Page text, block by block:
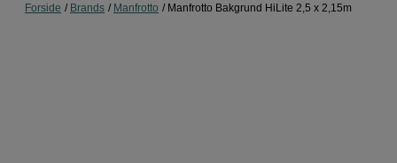
Forside Brands Manfrotto Manfrotto Bakgrund HiLite 2,5 x 2,15m